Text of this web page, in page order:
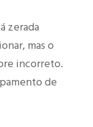
zerada
mas o
incorreto.
de